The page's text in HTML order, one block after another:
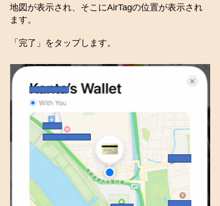
地図が表示され、そこにAirTagの位置が表示され
ます。
「完了」をタップします。